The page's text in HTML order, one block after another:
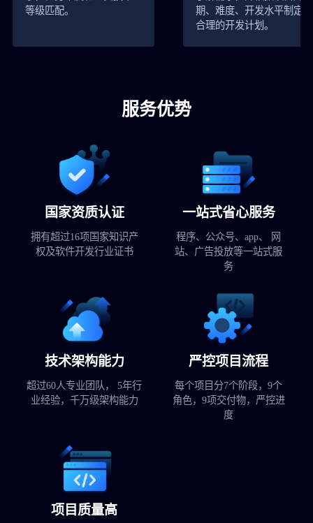
等级匹配。
期、难度、开发水平制定
合理的开发计划。
服务优势
国家资质认证
拥有超过16项国家知识产
权及软件开发行业证书
一站式省心服务
程序、公众号、app、 网
站、广告投放等一站式服
务
技术架构能力
超过60人专业团队， 5年行
业经验，千万级架构能力
严控项目流程
每个项目分7个阶段，9个
角色，9项交付物，严控进
度
项目质量高